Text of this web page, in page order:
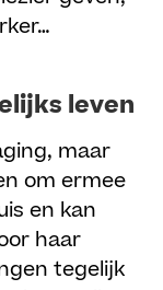
leven
maar
om ermee
en kan
haar
tegelijk